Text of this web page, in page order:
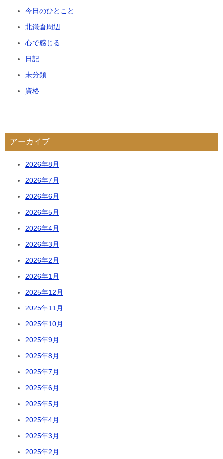
今日のひとこと
北鎌倉周辺
心で感じる
日記
未分類
資格
アーカイブ
2026年8月
2026年7月
2026年6月
2026年5月
2026年4月
2026年3月
2026年2月
2026年1月
2025年12月
2025年11月
2025年10月
2025年9月
2025年8月
2025年7月
2025年6月
2025年5月
2025年4月
2025年3月
2025年2月